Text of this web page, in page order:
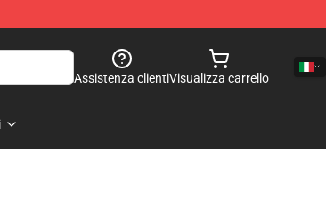
Assistenza clientiVisualizza carrello